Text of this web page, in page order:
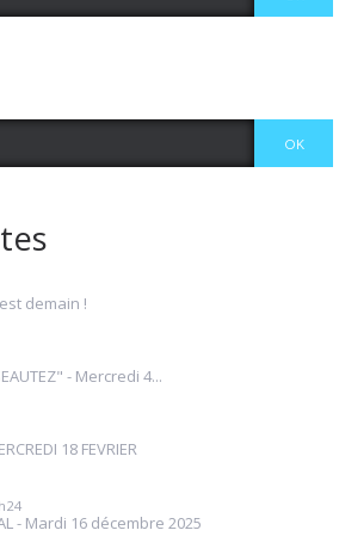
demain !
- Mercredi 4...
18 FEVRIER
- Mardi 16 décembre 2025